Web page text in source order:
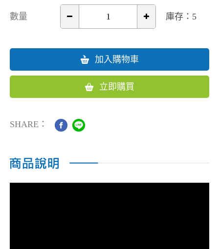
數量 庫存：5
加入購物車
立即購買
SHARE：